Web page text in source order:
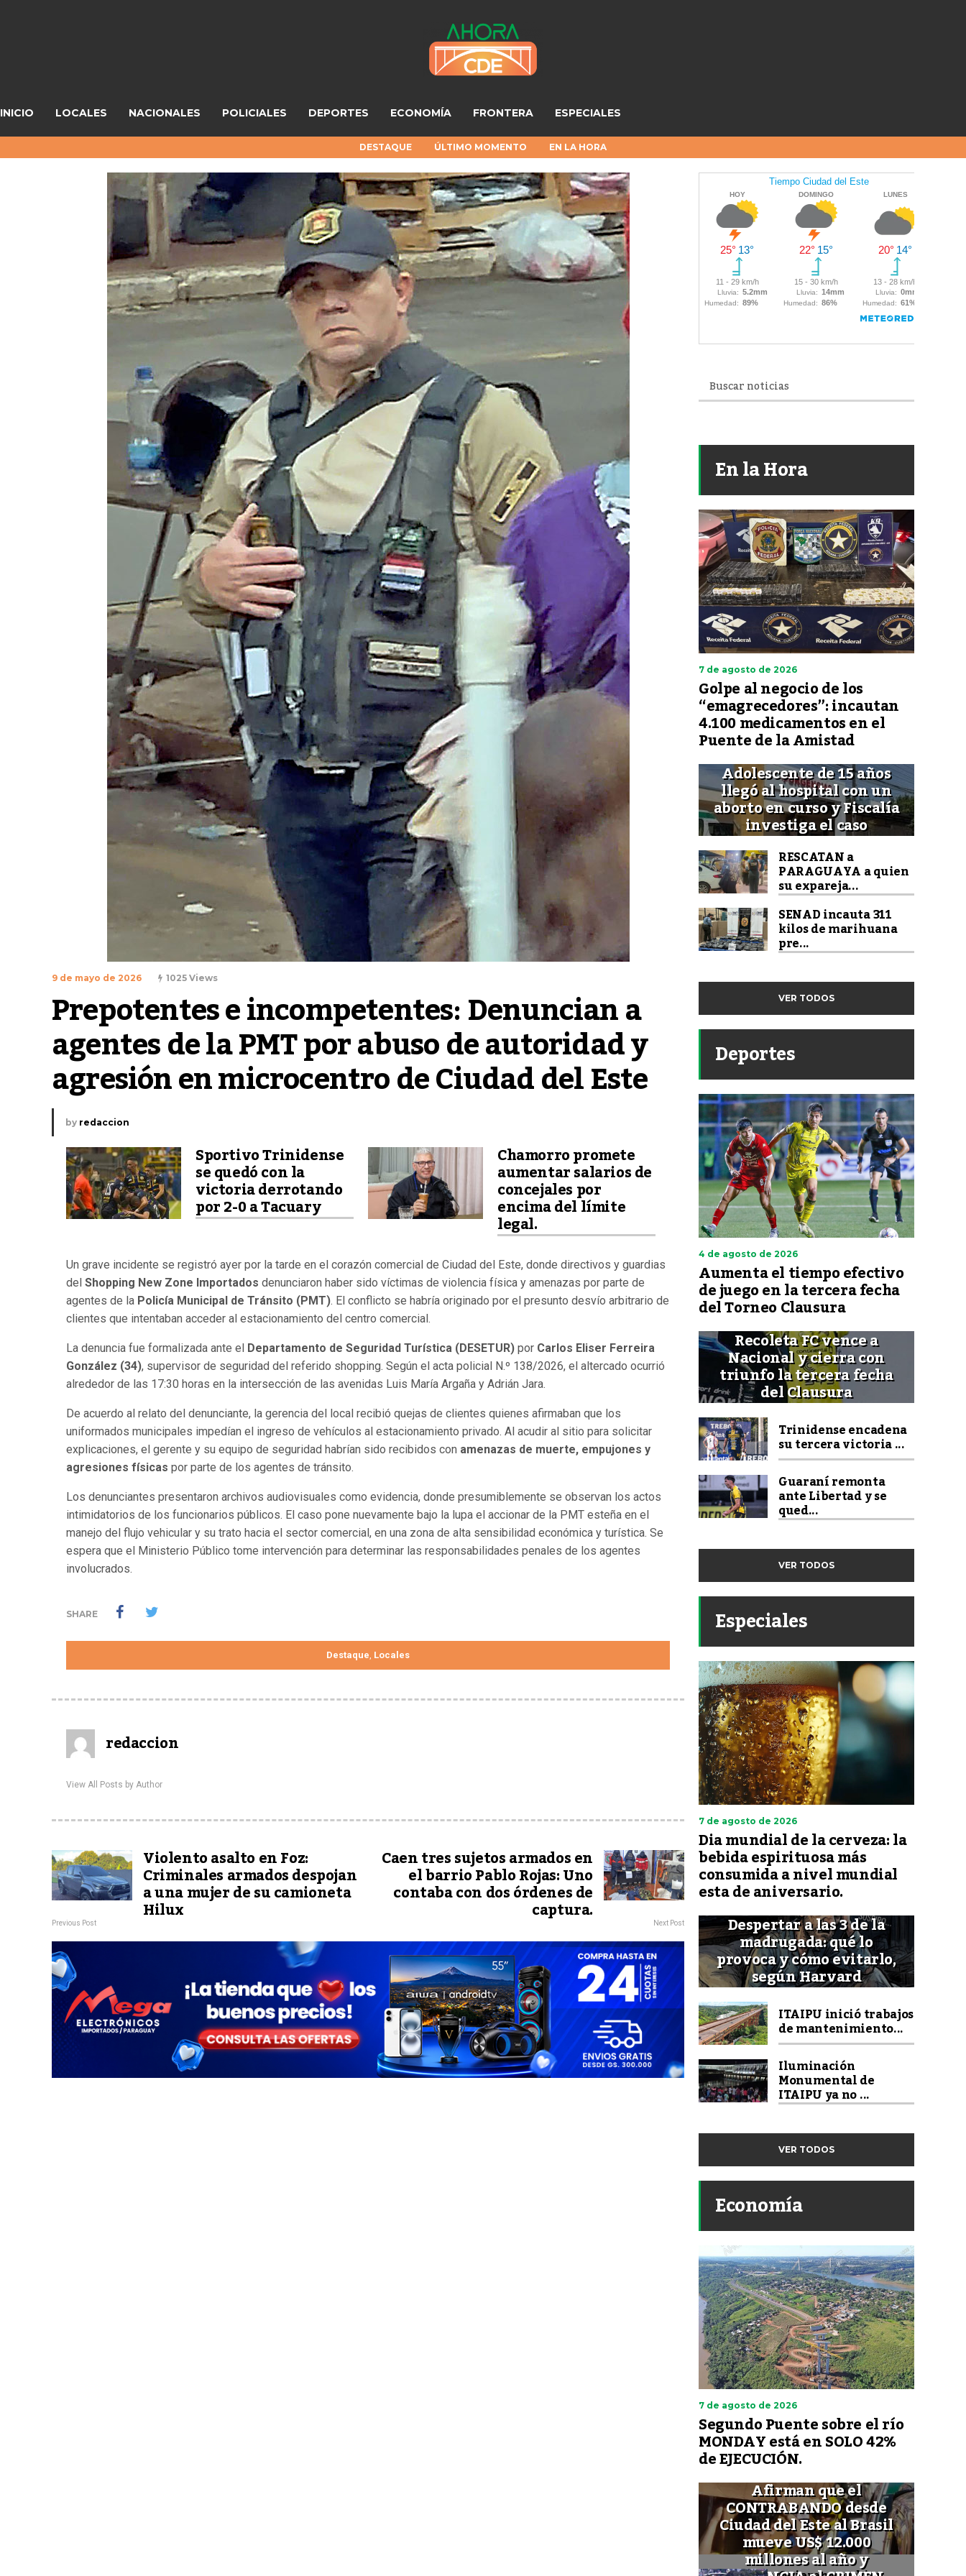
INICIO LOCALES NACIONALES POLICIALES DEPORTES ECONOMÍA FRONTERA ESPECIALES
DESTAQUE ÚLTIMO MOMENTO EN LA HORA
9 de mayo de 2026 1025 Views
Prepotentes e incompetentes: Denuncian a
agentes de la PMT por abuso de autoridad y
agresión en microcentro de Ciudad del Este
by redaccion
Sportivo Trinidense
se quedó con la
victoria derrotando
por 2-0 a Tacuary
Chamorro promete
aumentar salarios de
concejales por
encima del límite
legal.
Un grave incidente se registró ayer por la tarde en el corazón comercial de Ciudad del Este, donde directivos y guardias
del Shopping New Zone Importados denunciaron haber sido víctimas de violencia física y amenazas por parte de
agentes de la Policía Municipal de Tránsito (PMT). El conflicto se habría originado por el presunto desvío arbitrario de
clientes que intentaban acceder al estacionamiento del centro comercial.
La denuncia fue formalizada ante el Departamento de Seguridad Turística (DESETUR) por Carlos Eliser Ferreira
González (34), supervisor de seguridad del referido shopping. Según el acta policial N.º 138/2026, el altercado ocurrió
alrededor de las 17:30 horas en la intersección de las avenidas Luis María Argaña y Adrián Jara.
De acuerdo al relato del denunciante, la gerencia del local recibió quejas de clientes quienes afirmaban que los
uniformados municipales impedían el ingreso de vehículos al estacionamiento privado. Al acudir al sitio para solicitar
explicaciones, el gerente y su equipo de seguridad habrían sido recibidos con amenazas de muerte, empujones y
agresiones físicas por parte de los agentes de tránsito.
Los denunciantes presentaron archivos audiovisuales como evidencia, donde presumiblemente se observan los actos
intimidatorios de los funcionarios públicos. El caso pone nuevamente bajo la lupa el accionar de la PMT esteña en el
manejo del flujo vehicular y su trato hacia el sector comercial, en una zona de alta sensibilidad económica y turística. Se
espera que el Ministerio Público tome intervención para determinar las responsabilidades penales de los agentes
involucrados.
SHARE
Destaque, Locales
redaccion
View All Posts by Author
Violento asalto en Foz:
Criminales armados despojan
a una mujer de su camioneta
Hilux
Previous Post
Caen tres sujetos armados en
el barrio Pablo Rojas: Uno
contaba con dos órdenes de
captura. Next Post
En la Hora
7 de agosto de 2026
Golpe al negocio de los
“emagrecedores”: incautan
4.100 medicamentos en el
Puente de la Amistad
Adolescente de 15 años
llegó al hospital con un
aborto en curso y Fiscalía
investiga el caso
RESCATAN a
PARAGUAYA a quien
su expareja...
SENAD incauta 311
kilos de marihuana
pre...
VER TODOS
Deportes
4 de agosto de 2026
Aumenta el tiempo efectivo
de juego en la tercera fecha
del Torneo Clausura
Recoleta FC vence a
Nacional y cierra con
triunfo la tercera fecha
del Clausura
Trinidense encadena
su tercera victoria ...
Guaraní remonta
ante Libertad y se
qued...
VER TODOS
Especiales
7 de agosto de 2026
Dia mundial de la cerveza: la
bebida espirituosa más
consumida a nivel mundial
esta de aniversario.
Despertar a las 3 de la
madrugada: qué lo
provoca y cómo evitarlo,
según Harvard
ITAIPU inició trabajos
de mantenimiento...
Iluminación
Monumental de
ITAIPU ya no ...
VER TODOS
Economía
7 de agosto de 2026
Segundo Puente sobre el río
MONDAY está en SOLO 42%
de EJECUCIÓN.
Afirman que el
CONTRABANDO desde
Ciudad del Este al Brasil
mueve US$ 12.000
millones al año y